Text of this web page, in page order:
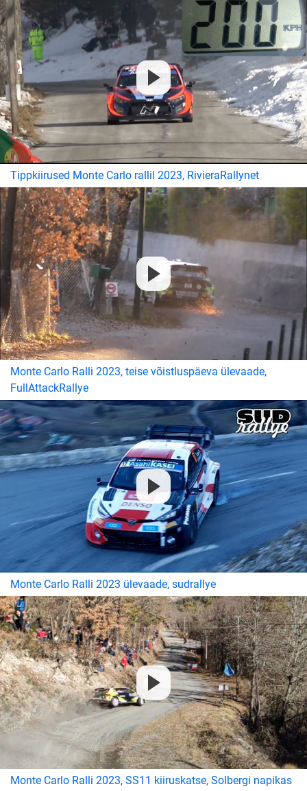
Tippkiirused Monte Carlo rallil 2023, RivieraRallynet
Monte Carlo Ralli 2023, teise võistluspäeva ülevaade,
FullAttackRallye
Monte Carlo Ralli 2023 ülevaade, sudrallye
Monte Carlo Ralli 2023, SS11 kiiruskatse, Solbergi napikas